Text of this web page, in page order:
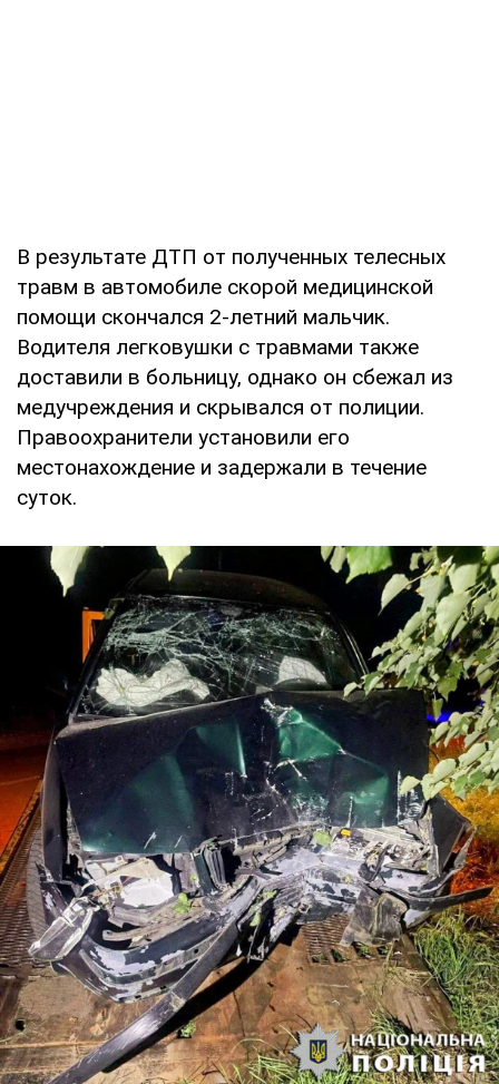
В результате ДТП от полученных телесных
травм в автомобиле скорой медицинской
помощи скончался 2-летний мальчик.
Водителя легковушки с травмами также
доставили в больницу, однако он сбежал из
медучреждения и скрывался от полиции.
Правоохранители установили его
местонахождение и задержали в течение
суток.